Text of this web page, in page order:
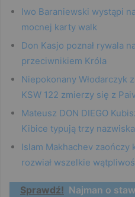
Iwo Baraniewski wystąpi
mocnej karty walk
Don Kasjo poznał rywala
przeciwnikiem Króla
Niepokonany Włodarczyk
KSW 122 zmierzy się z
Mateusz DON DIEGO
Kibice typują trzy nazwiska
Islam Makhachev
rozwiał wszelkie
Sprawdź! Najman o